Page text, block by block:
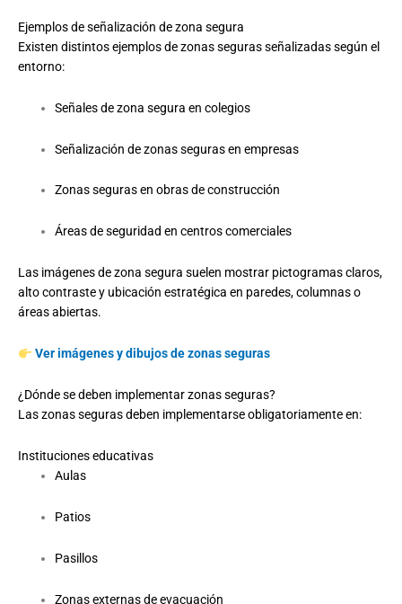
Ejemplos de señalización de zona segura
Existen distintos ejemplos de zonas seguras señalizadas según el
entorno:
Señales de zona segura en colegios
Señalización de zonas seguras en empresas
Zonas seguras en obras de construcción
Áreas de seguridad en centros comerciales
Las imágenes de zona segura suelen mostrar pictogramas claros,
alto contraste y ubicación estratégica en paredes, columnas o
áreas abiertas.
Ver imágenes y dibujos de zonas seguras
¿Dónde se deben implementar zonas seguras?
Las zonas seguras deben implementarse obligatoriamente en:
Instituciones educativas
Aulas
Patios
Pasillos
Zonas externas de evacuación